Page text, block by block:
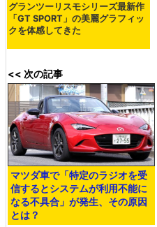
グランツーリスモシリーズ最新作
「GT SPORT」の美麗グラフィッ
クを体感してきた
<< 次の記事
マツダ車で「特定のラジオを受
信するとシステムが利用不能に
なる不具合」が発生、その原因
とは？